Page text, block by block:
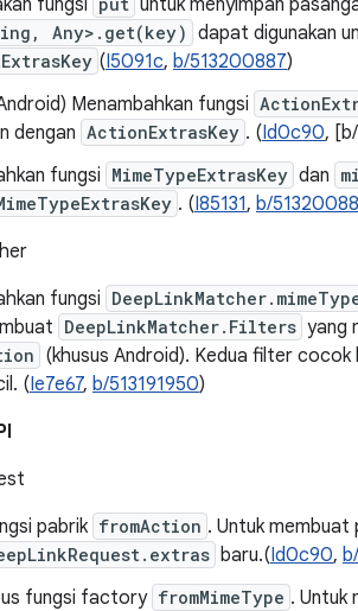
fungsi
untuk menyimpan
Any>.get(key) dapat digunakan
(I5091c, b/513200887)
Menambahkan fungsi
dengan ActionExtrasKey . (Id0c90,
fungsi MimeTypeExtrasKey dan
. (I85131, b/
fungsi
DeepLinkMatcher.Filters yang
(khusus Android). Kedua filter
(Ie7e67, b/513191950)
pabrik fromAction . Untuk membuat
baru.(Id0c90,
fungsi factory fromMimeType . Untuk